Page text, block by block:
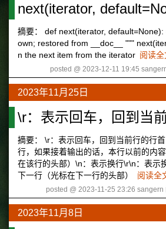
next(iterator,
摘要： def next(iterator,
own; restored from __doc__ """
n the next item from the iterator 阅读全
posted @ 2023-12-11 19:45
2023年11月25日
\r：表示回车，回到当
摘要： \r：表示回车，回到当前行的行
行，如果接着输出的话，本行以前的内
在该行的头部）\n：表示换行\r\n：表示
下一行（光标在下一行的头部）
阅读全
posted @ 2023-11-25 23:26 sangern
2023年11月8日